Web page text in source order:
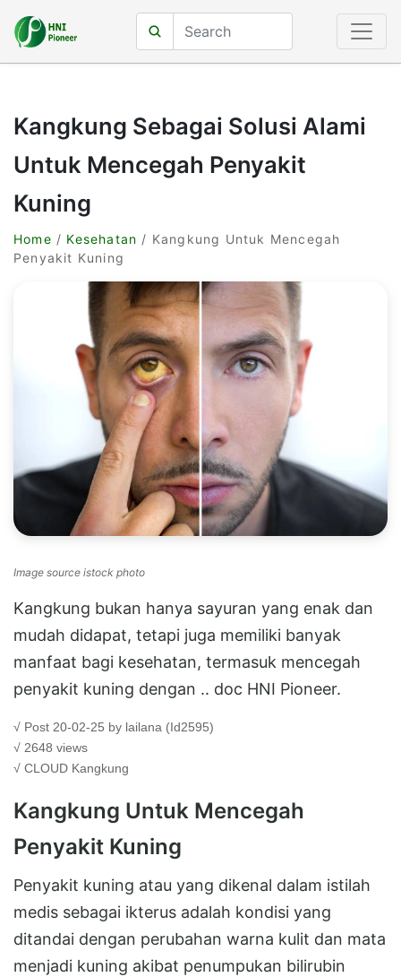
Kangkung Sebagai Solusi Alami
Untuk Mencegah Penyakit
Kuning
Home / Kesehatan / Kangkung Untuk Mencegah
Penyakit Kuning
Image source istock photo
Kangkung bukan hanya sayuran yang enak dan
mudah didapat, tetapi juga memiliki banyak
manfaat bagi kesehatan, termasuk mencegah
penyakit kuning dengan .. doc HNI Pioneer.
√ Post 20-02-25 by lailana (Id2595)
√ 2648 views
√ CLOUD Kangkung
Kangkung Untuk Mencegah
Penyakit Kuning
Penyakit kuning atau yang dikenal dalam istilah
medis sebagai ikterus adalah kondisi yang
ditandai dengan perubahan warna kulit dan mata
menjadi kuning akibat penumpukan bilirubin